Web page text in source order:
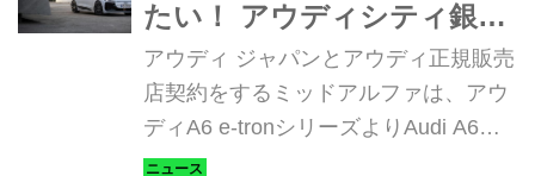
たい！ アウディシティ銀座
にて3月13日～4月15日の期
間限定で先行展示
アウディ ジャパンとアウディ正規販売
店契約をするミッドアルファは、アウ
ディA6 e-tronシリーズよりAudi A6
Sportback e-tron quattro（欧州仕様